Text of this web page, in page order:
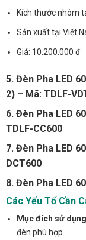
Kích thước nhôm
Sản xuất tại Việt
Giá: 10.200.000 đ
5. Đèn Pha LED
2) – Mã: TDLF-
6. Đèn Pha LED
TDLF-CC600
7. Đèn Pha LED
DCT600
8. Đèn Pha LED
Các Yếu Tố Cần
Mục đích sử
đèn phù hợp.